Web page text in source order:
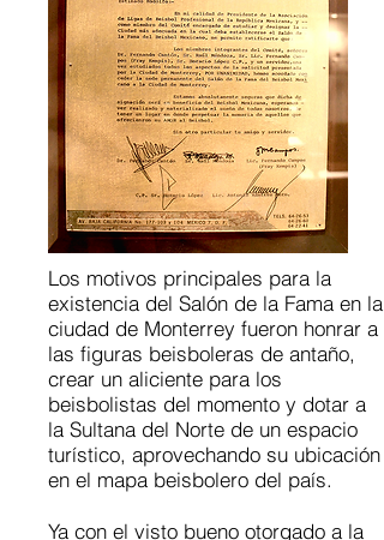
Los motivos principales para la
existencia del Salón de la Fama en la
ciudad de Monterrey fueron honrar a
las figuras beisboleras de antaño,
crear un aliciente para los
beisbolistas del momento y dotar a
la Sultana del Norte de un espacio
turístico, aprovechando su ubicación
en el mapa beisbolero del país.
Ya con el visto bueno otorgado a la